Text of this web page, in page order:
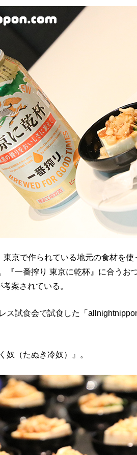
東京で作られている地元の食材を
『一番搾り 東京に乾杯』に合うお
案されている。
ス試食会で試食した「
奴（たぬき冷奴）』。